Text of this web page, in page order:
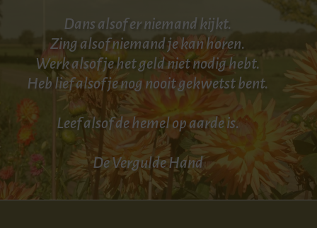
Dans alsof er niemand kijkt.
Zing alsof niemand je kan horen.
Werk alsof je het geld niet nodig hebt.
Heb lief alsof je nog nooit gekwetst bent.
Leef alsof de hemel op aarde is.
De Vergulde Hand